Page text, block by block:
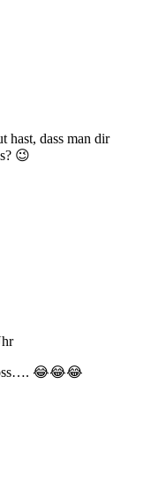
hast, dass man dir
😉
😂😂😂